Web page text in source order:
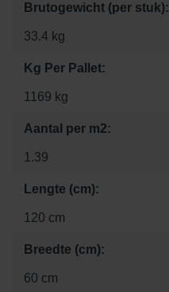
Brutogewicht (per stuk):
33.4 kg
Kg Per Pallet:
1169 kg
Aantal per m2:
1.39
Lengte (cm):
120 cm
Breedte (cm):
60 cm